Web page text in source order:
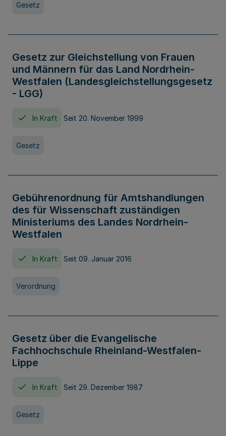
Gesetz
Gesetz zur Gleichstellung von Frauen
und Männern für das Land Nordrhein-
Westfalen (Landesgleichstellungsgesetz
- LGG)
In Kraft Seit 20. November 1999
Gesetz
Gebührenordnung für Amtshandlungen
des für Wissenschaft zuständigen
Ministeriums des Landes Nordrhein-
Westfalen
In Kraft Seit 09. Januar 2016
Verordnung
Gesetz über die Evangelische
Fachhochschule Rheinland-Westfalen-
Lippe
In Kraft Seit 29. Dezember 1987
Gesetz